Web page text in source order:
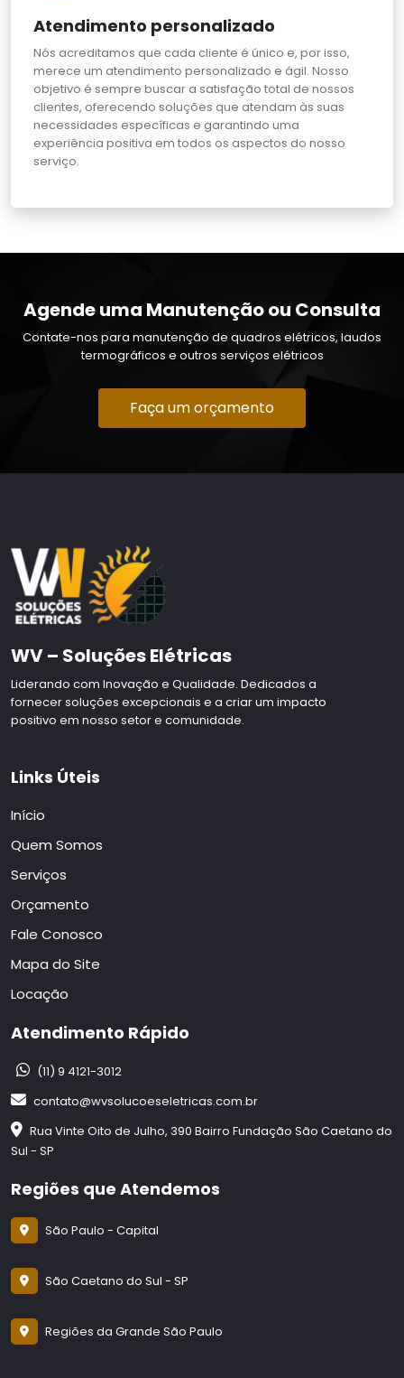
Atendimento personalizado
Nós acreditamos que cada cliente é único e, por isso,
merece um atendimento personalizado e ágil. Nosso
objetivo é sempre buscar a satisfação total de nossos
clientes, oferecendo soluções que atendam às suas
necessidades específicas e garantindo uma
experiência positiva em todos os aspectos do nosso
serviço.
Agende uma Manutenção ou Consulta
Contate-nos para manutenção de quadros elétricos, laudos
termográficos e outros serviços elétricos
Faça um orçamento
WV – Soluções Elétricas
Liderando com Inovação e Qualidade. Dedicados a
fornecer soluções excepcionais e a criar um impacto
positivo em nosso setor e comunidade.
Links Úteis
Início
Quem Somos
Serviços
Orçamento
Fale Conosco
Mapa do Site
Locação
Atendimento Rápido
(11) 9 4121-3012
contato@wvsolucoeseletricas.com.br
Rua Vinte Oito de Julho, 390 Bairro Fundação São Caetano do
Sul - SP
Regiões que Atendemos
São Paulo - Capital
São Caetano do Sul - SP
Regiões da Grande São Paulo